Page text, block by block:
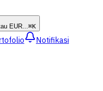
EUR...⌘K
Notifikasi